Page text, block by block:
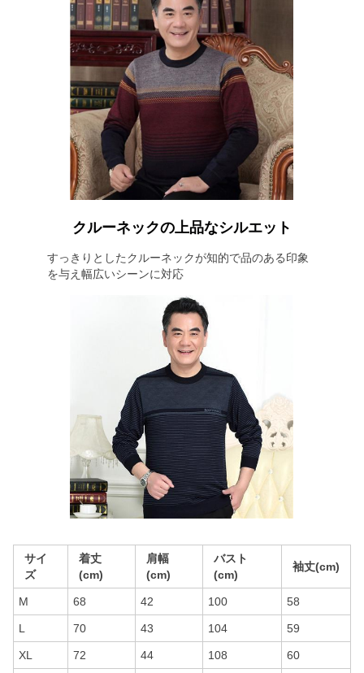
クルーネックの上品なシルエット
すっきりとしたクルーネックが知的で品のある印象
を与え幅広いシーンに対応
サイ
ズ
着丈
(cm)
肩幅
(cm)
バスト
(cm)
袖丈(cm)
M 68 42 100 58
L 70 43 104 59
XL 72 44 108 60